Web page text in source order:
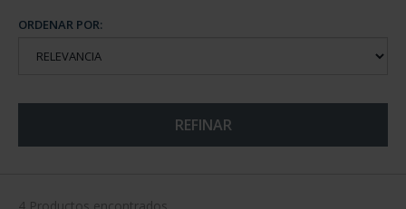
ORDENAR POR:
REFINAR